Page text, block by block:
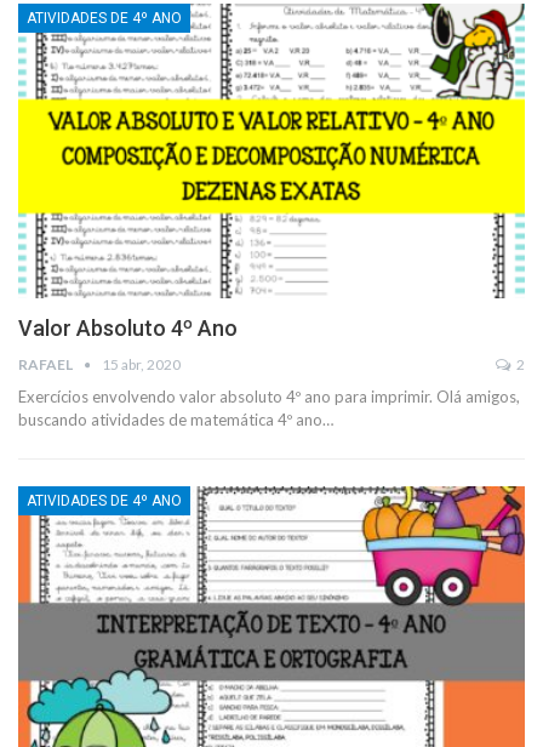
ATIVIDADES DE 4º ANO
Valor Absoluto 4º Ano
RAFAEL 15 abr, 2020 2
Exercícios envolvendo valor absoluto 4º ano para imprimir. Olá amigos,
buscando atividades de matemática 4º ano…
ATIVIDADES DE 4º ANO